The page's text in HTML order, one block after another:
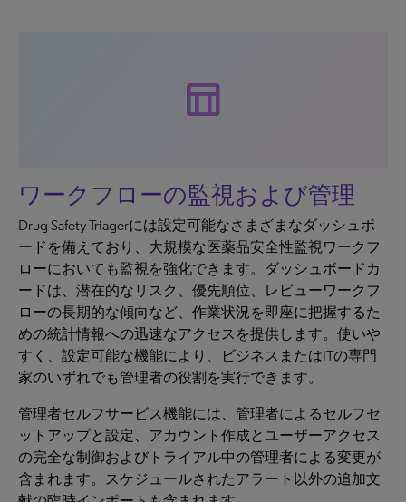
table_chart
ワークフローの監視および管理
Drug Safety Triagerには設定可能なさまざまなダッシュボ
ードを備えており、大規模な医薬品安全性監視ワークフ
ローにおいても監視を強化できます。ダッシュボードカ
ードは、潜在的なリスク、優先順位、レビューワークフ
ローの長期的な傾向など、作業状況を即座に把握するた
めの統計情報への迅速なアクセスを提供します。使いや
すく、設定可能な機能により、ビジネスまたはITの専門
家のいずれでも管理者の役割を実行できます。
管理者セルフサービス機能には、管理者によるセルフセ
ットアップと設定、アカウント作成とユーザーアクセス
の完全な制御およびトライアル中の管理者による変更が
含まれます。スケジュールされたアラート以外の追加文